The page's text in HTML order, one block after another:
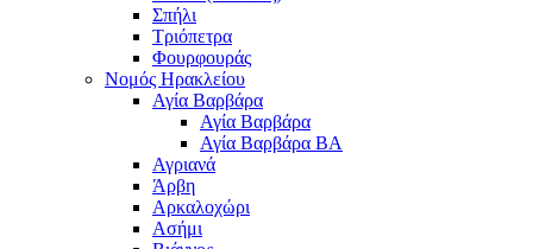
Σπήλι
Τριόπετρα
Φουρφουράς
Νομός Ηρακλείου
Αγία Βαρβάρα
Αγία Βαρβάρα
Αγία Βαρβάρα ΒΑ
Αγριανά
Άρβη
Αρκαλοχώρι
Ασήμι